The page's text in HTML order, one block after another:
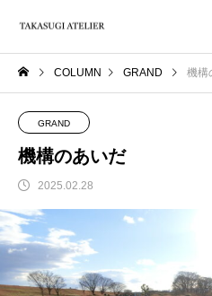
COLUMN GRAND 機構
GRAND
機構のあいだ
2025.02.28